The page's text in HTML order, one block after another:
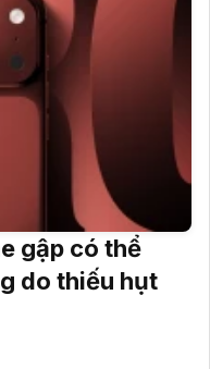
gập có thể
do thiếu hụt